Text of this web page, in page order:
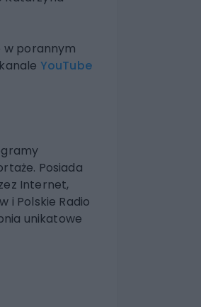
w porannym
YouTube
Posiada
Internet,
i Polskie Radio
unikatowe